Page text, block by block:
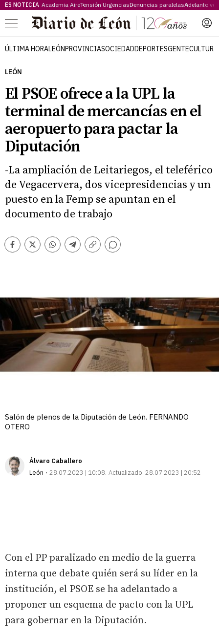
ES NOTICIA Academia AireTensión UrgenciasDenuncias paralelasAdelanto
Menú
ÚLTIMA HORALEÓNPROVINCIASOCIEDADDEPORTESGENTECULTURA
LEÓN
El PSOE ofrece a la UPL la
terminal de mercancías en el
aeropuerto para pactar la
Diputación
-La ampliación de Leitariegos, el teleférico
de Vegacervera, dos vicepresidencias y un
puesto en la Femp se apuntan en el
documento de trabajo
Facebook
TwitterWhatsappTelegram
Copiar
Comentarios
Salón de plenos de la Diputación de León. FERNANDO
OTERO
Álvaro Caballero
León
28.07.2023 | 10:08 Actualizado: 28.07.2023 | 20:52
Con el PP paralizado en medio de la guerra
interna que debate quién será su líder en la
institución, el PSOE se ha adelantado a
proponer un esquema de pacto con la UPL
para gobernar en la Diputación.